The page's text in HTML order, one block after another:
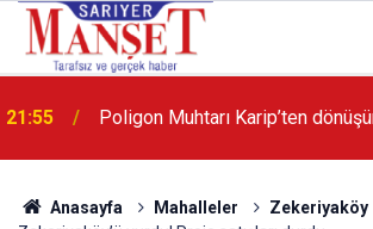
13:36 'Poligon'da İstanbul'a örnek
Anasayfa Mahalleler Zekeriyaköy